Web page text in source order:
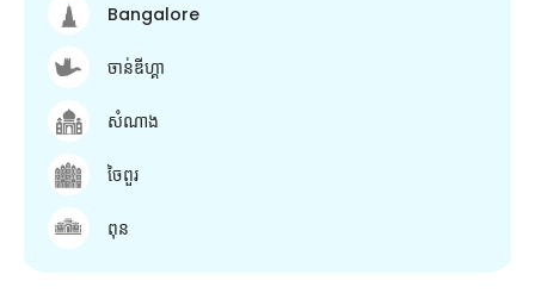
Bangalore
ចាន់ឌីហ្គា
សំណាង
ចៃពួរ
ពុន